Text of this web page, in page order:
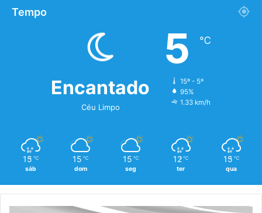
Tempo
Encantado
Céu Limpo
5 ℃
15º - 5º
95%
1.33 km/h
15 ℃
sáb
15 ℃
dom
15 ℃
seg
12 ℃
ter
15 ℃
qua